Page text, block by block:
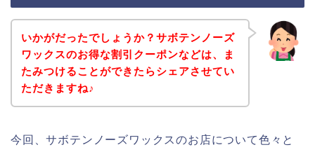
いかがだったでしょうか？サボテンノーズ
ワックスのお得な割引クーポンなどは、ま
たみつけることができたらシェアさせてい
ただきますね♪
今回、サボテンノーズワックスのお店について色々と